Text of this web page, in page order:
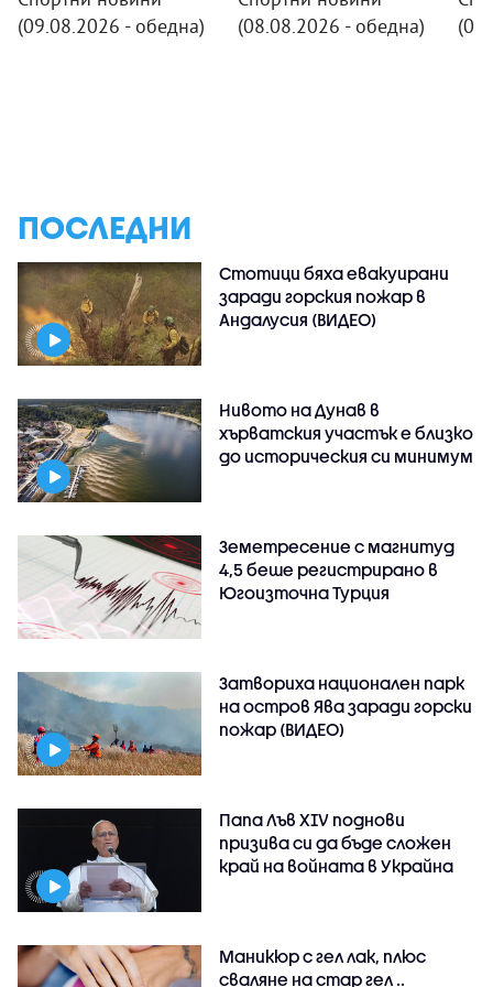
(09.08.2026 - обедна)
(08.08.2026 - обедна)
ПОСЛЕДНИ
Стотици бяха евакуирани
заради горския пожар в
Андалусия (ВИДЕО)
Нивото на Дунав в
хърватския участък е близко
до историческия си минимум
Земетресение с магнитуд
4,5 беше регистрирано в
Югоизточна Турция
Затвориха национален парк
на остров Ява заради горски
пожар (ВИДЕО)
Папа Лъв XIV поднови
призива си да бъде сложен
край на войната в Украйна
Маникюр с гел лак, плюс
сваляне на стар гел ..